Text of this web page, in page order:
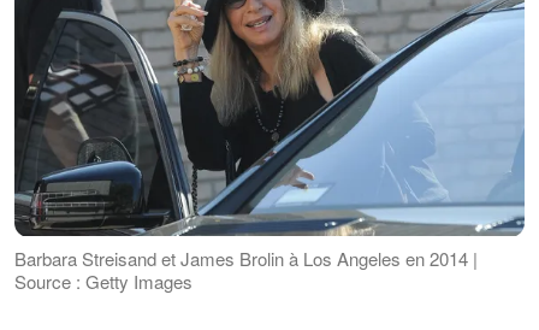
Barbara Streisand et James Brolin à Los Angeles en 2014 |
Source : Getty Images